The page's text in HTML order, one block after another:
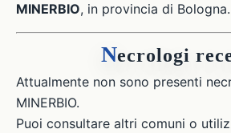
MINERBIO, in provincia di Bologna.
Necrologi
Attualmente non sono presenti
MINERBIO.
Puoi consultare altri comuni o